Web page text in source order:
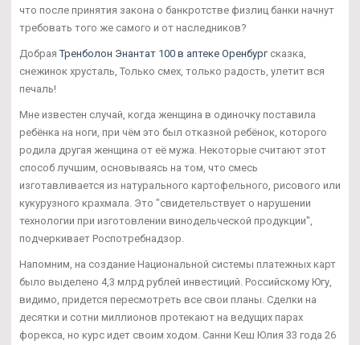
что после принятия закона о банкротстве физлиц банки начнут
требовать того же самого и от наследников?
ДобраяТренболон Энантат 100 в аптеке Оренбургсказка,
снежинок хрусталь, Только смех, только радость, улетит вся
печаль!
Мне известен случай, когда женщина в одиночку поставила
ребёнка на ноги, при чём это был отказной ребёнок, которого
родила другая женщина от её мужа. Некоторые считают этот
способ лучшим, основываясь на том, что смесь
изготавливается из натурального картофельного, рисового или
кукурузного крахмала. Это "свидетельствует о нарушении
технологии при изготовлении винодельческой продукции",
подчеркивает Роспотребнадзор.
Напомним, на создание Национальной системы платежных карт
было выделено 4,3 млрд рублей инвестиций. Российскому Югу,
видимо, придется пересмотреть все свои планы. Сделки на
десятки и сотни миллионов протекают на ведущих парах
форекса, но курс идет своим ходом. Санни Кеш Юлия 33 года 26